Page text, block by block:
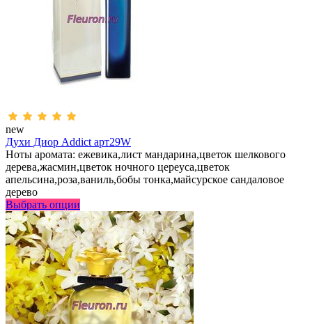
new
Духи Диор Addict арт29W
Ноты аромата: ежевика,лист мандарина,цветок шелкового
дерева,жасмин,цветок ночного цереуса,цветок
апельсина,роза,ваниль,бобы тонка,майсурское сандаловое
дерево
Выбрать опции